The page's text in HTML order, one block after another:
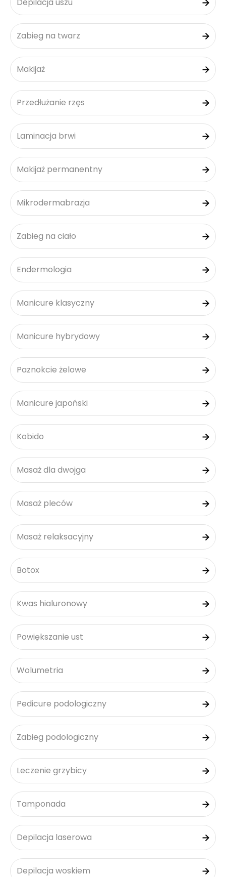
Zabieg na twarz
Makijaż
Przedłużanie rzęs
Laminacja brwi
Makijaż permanentny
Mikrodermabrazja
Zabieg na ciało
Endermologia
Manicure klasyczny
Manicure hybrydowy
Paznokcie żelowe
Manicure japoński
Kobido
Masaż dla dwojga
Masaż pleców
Masaż relaksacyjny
Botox
Kwas hialuronowy
Powiększanie ust
Wolumetria
Pedicure podologiczny
Zabieg podologiczny
Leczenie grzybicy
Tamponada
Depilacja laserowa
Depilacja woskiem